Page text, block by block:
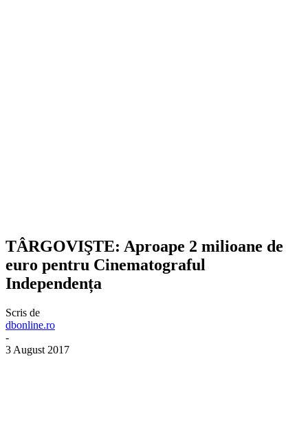
TÂRGOVIŞTE: Aproape 2 milioane de
euro pentru Cinematograful
Independența
Scris de
dbonline.ro
-
3 August 2017